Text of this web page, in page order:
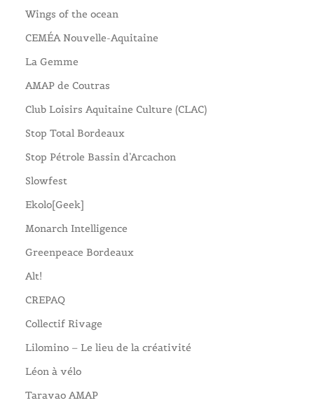
Wings of the ocean
CEMÉA Nouvelle-Aquitaine
La Gemme
AMAP de Coutras
Club Loisirs Aquitaine Culture (CLAC)
Stop Total Bordeaux
Stop Pétrole Bassin d’Arcachon
Slowfest
Ekolo[Geek]
Monarch Intelligence
Greenpeace Bordeaux
Alt!
CREPAQ
Collectif Rivage
Lilomino – Le lieu de la créativité
Léon à vélo
Taravao AMAP